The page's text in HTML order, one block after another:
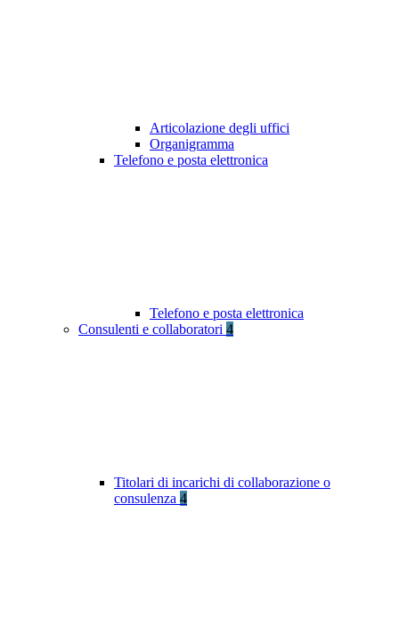
Articolazione degli uffici
Organigramma
Telefono e posta elettronica
Telefono e posta elettronica
Consulenti e collaboratori 4
Titolari di incarichi di collaborazione o
consulenza 4